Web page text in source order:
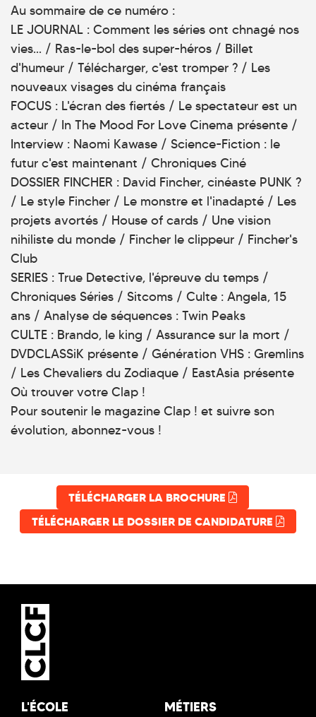
Au sommaire de ce numéro :
LE JOURNAL : Comment les séries ont chnagé nos
vies... / Ras-le-bol des super-héros / Billet
d'humeur / Télécharger, c'est tromper ? / Les
nouveaux visages du cinéma français
FOCUS : L'écran des fiertés / Le spectateur est un
acteur / In The Mood For Love Cinema présente /
Interview : Naomi Kawase / Science-Fiction : le
futur c'est maintenant / Chroniques Ciné
DOSSIER FINCHER : David Fincher, cinéaste PUNK ?
/ Le style Fincher / Le monstre et l'inadapté / Les
projets avortés / House of cards / Une vision
nihiliste du monde / Fincher le clippeur / Fincher's
Club
SERIES : True Detective, l'épreuve du temps /
Chroniques Séries / Sitcoms / Culte : Angela, 15
ans / Analyse de séquences : Twin Peaks
CULTE : Brando, le king / Assurance sur la mort /
DVDCLASSiK présente / Génération VHS : Gremlins
/ Les Chevaliers du Zodiaque / EastAsia présente
Où trouver votre Clap !
Pour soutenir le magazine Clap ! et suivre son
évolution, abonnez-vous !
TÉLÉCHARGER LA BROCHURE
TÉLÉCHARGER LE DOSSIER DE CANDIDATURE
L'ÉCOLE
MÉTIERS